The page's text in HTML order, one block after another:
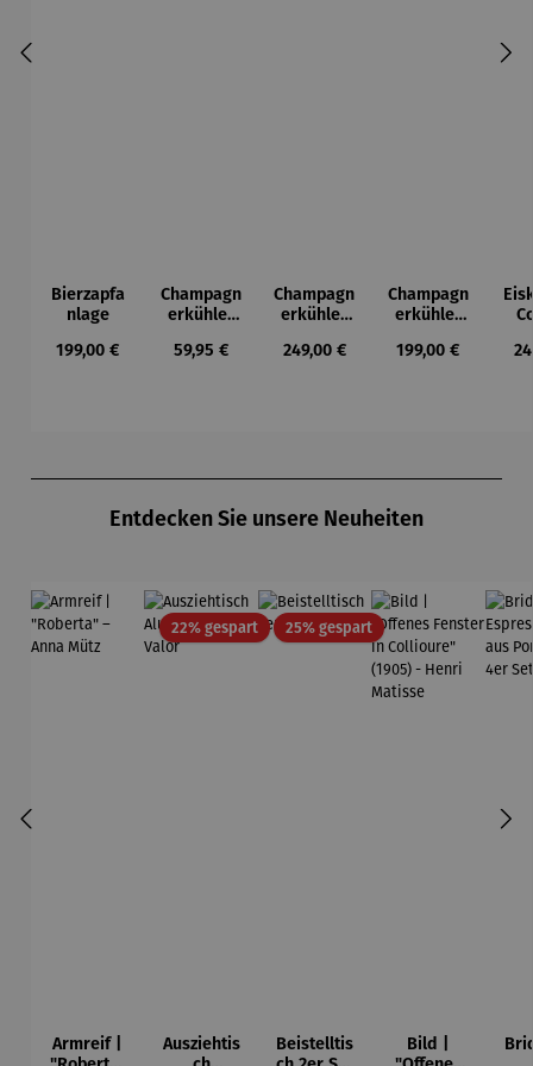
Bierzapfa
nlage
Regulärer Preis:
199,00 €
Champagn
erkühler
Edelstahl
Regulärer Preis:
59,95 €
Champagn
erkühler
Regulärer Preis:
249,00 €
Champagn
erkühler
Regulärer Preis:
199,00 €
Entdecken Sie unsere Neuheiten
Armreif |
22% gespartRabatt
Ausziehtis
25% gespartRabatt
Beistelltis
Bild |